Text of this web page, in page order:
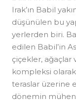
Irak’ın Babil
düşünülen bu
yerlerden biri.
edilen Babil’in
çiçekler, ağaçlar
kompleksi olarak
teraslar üzerine
dönemin